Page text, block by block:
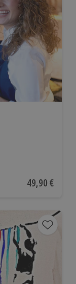
Aktueller
49,90 €